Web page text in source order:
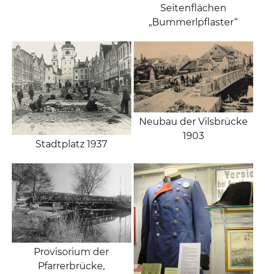
Seitenflächen
„Bummerlpflaster“
Stadtplatz 1937
Neubau der Vilsbrücke
1903
Provisorium der
Pfarrerbrücke,